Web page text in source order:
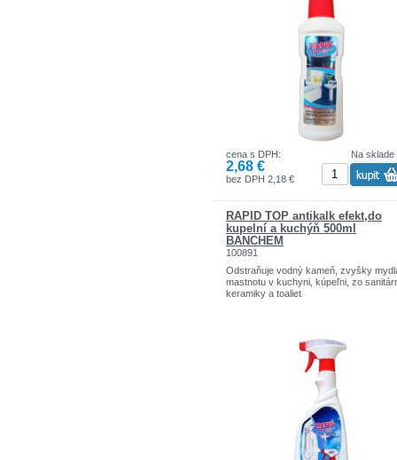
Na sklade
cena s DPH:
2,68 €
bez DPH 2,18 €
RAPID TOP antikalk efekt,do
kupelní a kuchýň 500ml
BANCHEM
100891
Odstraňuje vodný kameň, zvyšky
mastnotu v kuchyni, kúpeľni, zo
keramiky a toaliet